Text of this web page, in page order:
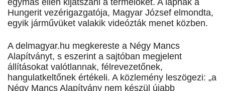
egymás ellen kijátszani a termelőket. A lapnak a
Hungerit vezérigazgatója, Magyar József elmondta,
egyik járművüket valakik videózták menet közben.
A delmagyar.hu megkereste a Négy Mancs
Alapítványt, s eszerint a sajtóban megjelent
állításokat valótlannak, félrevezetőnek,
hangulatkeltőnek értékeli. A közlemény leszögezi: „a
Négy Mancs Alapítvány nem készül újabb